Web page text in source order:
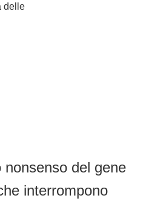
delle
del gene
interrompono